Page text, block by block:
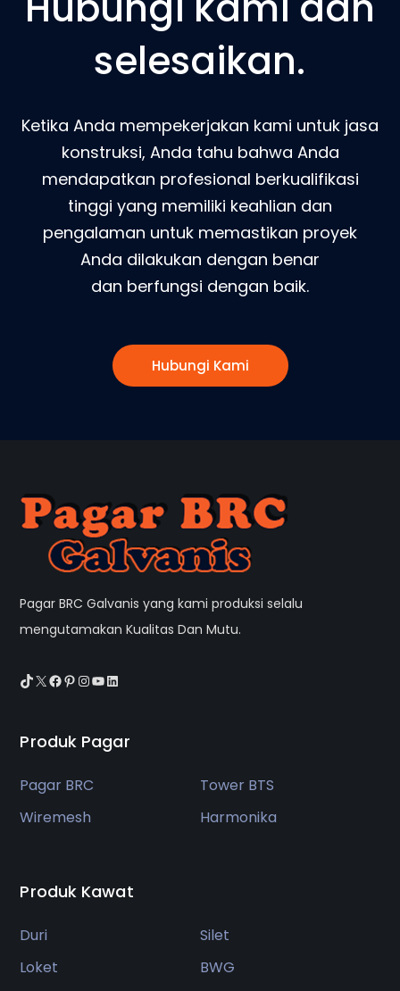
selesaikan.
Ketika Anda mempekerjakan kami untuk jasa
konstruksi, Anda tahu bahwa Anda
mendapatkan profesional berkualifikasi
tinggi yang memiliki keahlian dan
pengalaman untuk memastikan proyek
Anda dilakukan dengan benar
dan berfungsi dengan baik.
Hubungi Kami
Pagar BRC Galvanis yang kami produksi selalu
mengutamakan Kualitas Dan Mutu.
TikTok
X Facebook
Pinterest
Instagram
YouTube
LinkedIn
Produk Pagar
Pagar BRC
Tower BTS
Wiremesh
Harmonika
Produk Kawat
Duri
Silet
Loket
BWG